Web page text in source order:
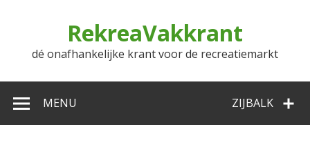
RekreaVakkrant
dé onafhankelijke krant voor de recreatiemarkt
ZIJBALK
MENU